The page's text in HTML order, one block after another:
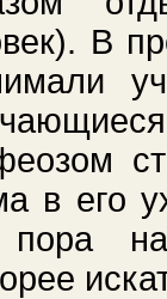
В
в его
пора